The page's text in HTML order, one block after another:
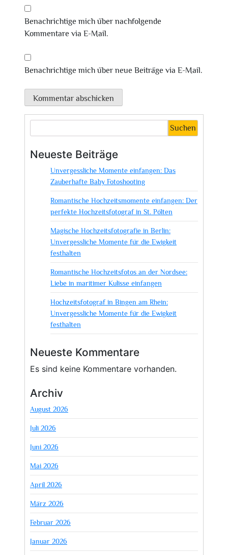
Benachrichtige mich über nachfolgende
Kommentare via E-Mail.
Benachrichtige mich über neue Beiträge via E-Mail.
Suchen
Neueste Beiträge
Unvergessliche Momente einfangen: Das
Zauberhafte Baby Fotoshooting
Romantische Hochzeitsmomente einfangen: Der
perfekte Hochzeitsfotograf in St. Pölten
Magische Hochzeitsfotografie in Berlin:
Unvergessliche Momente für die Ewigkeit
festhalten
Romantische Hochzeitsfotos an der Nordsee:
Liebe in maritimer Kulisse einfangen
Hochzeitsfotograf in Bingen am Rhein:
Unvergessliche Momente für die Ewigkeit
festhalten
Neueste Kommentare
Es sind keine Kommentare vorhanden.
Archiv
August 2026
Juli 2026
Juni 2026
Mai 2026
April 2026
März 2026
Februar 2026
Januar 2026